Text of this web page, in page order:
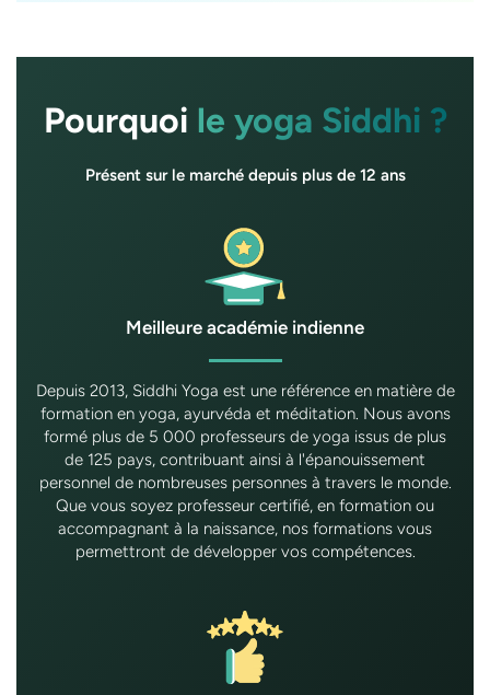
Pourquoi le yoga Siddhi ?
Présent sur le marché depuis plus de 12 ans
Meilleure académie indienne
Depuis 2013, Siddhi Yoga est une référence en matière de
formation en yoga, ayurvéda et méditation. Nous avons
formé plus de 5 000 professeurs de yoga issus de plus
de 125 pays, contribuant ainsi à l'épanouissement
personnel de nombreuses personnes à travers le monde.
Que vous soyez professeur certifié, en formation ou
accompagnant à la naissance, nos formations vous
permettront de développer vos compétences.